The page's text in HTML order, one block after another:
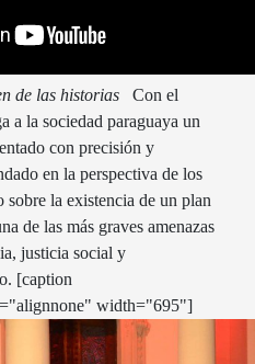
de las historias Con el
a la sociedad paraguaya un
con precisión y
en la perspectiva de los
sobre la existencia de un plan
de las más graves amenazas
justicia social y
[caption
width="695"]